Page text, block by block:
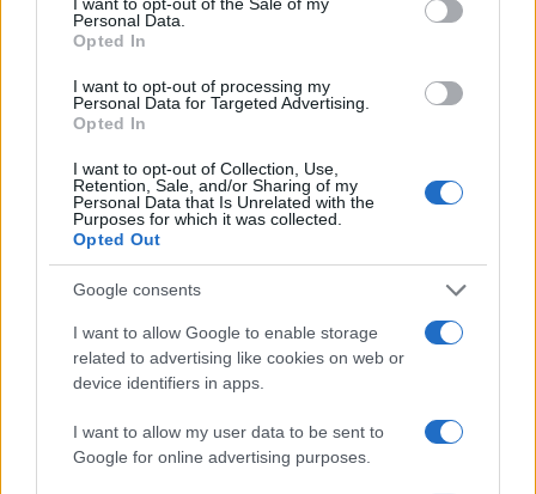
Personal Data.
Opted In
I want to opt-out of processing my
Personal Data for Targeted Advertising.
Opted In
I want to opt-out of Collection, Use,
Retention, Sale, and/or Sharing of my
Personal Data that Is Unrelated with the
Purposes for which it was collected.
Opted Out
Google consents
I want to allow Google to enable storage
related to advertising like cookies on web or
device identifiers in apps.
I want to allow my user data to be sent to
Google for online advertising purposes.
Feed de posts
WordPress.org
O novo portal para o mundo das finanças. Insights,